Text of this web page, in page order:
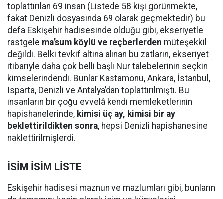
toplattırılan 69 insan (Listede 58 kişi görünmekte,
fakat Denizli dosyasında 69 olarak geçmektedir) bu
defa Eskişehir hadisesinde olduğu gibi, ekseriyetle
rastgele ma’sum köylü ve reçberlerden müteşekkil
değildi. Belki tevkif altına alınan bu zatların, ekseriyet
itibarıyle daha çok belli başlı Nur talebelerinin seçkin
kimselerindendi. Bunlar Kastamonu, Ankara, İstanbul,
Isparta, Denizli ve Antalya’dan toplattırılmıştı. Bu
insanların bir çoğu evvelâ kendi memleketlerinin
hapishanelerinde, kimisi üç ay, kimisi bir ay
beklettirildikten sonra, hepsi Denizli hapishanesine
naklettirilmişlerdi.
İSİM İSİM LİSTE
Eskişehir hadisesi maznun ve mazlumları gibi, bunların